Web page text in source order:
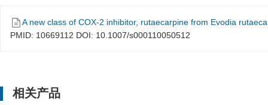
A new class of COX-2 inhibitor, rutaecarpine from Evodia
PMID: 10669112 DOI: 10.1007/s000110050512
相关产品